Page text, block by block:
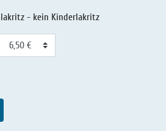
- kein Kinderlakritz